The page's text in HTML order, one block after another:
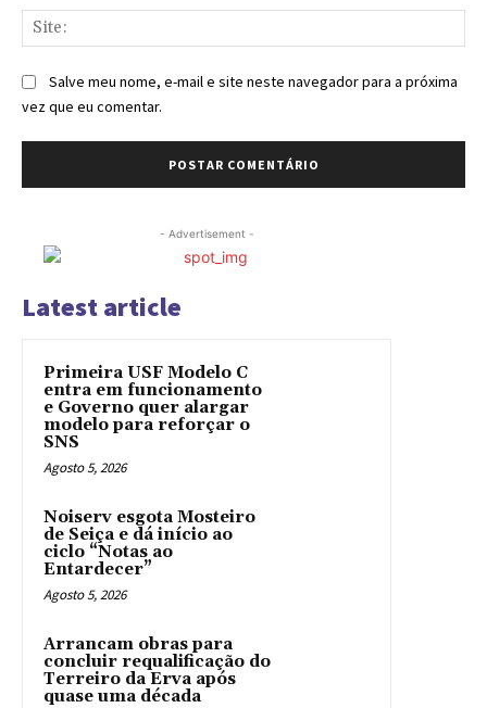
Salve meu nome, e-mail e site neste navegador para a próxima
vez que eu comentar.
- Advertisement -
Latest article
Primeira USF Modelo C
entra em funcionamento
e Governo quer alargar
modelo para reforçar o
SNS
Agosto 5, 2026
Noiserv esgota Mosteiro
de Seiça e dá início ao
ciclo “Notas ao
Entardecer”
Agosto 5, 2026
Arrancam obras para
concluir requalificação do
Terreiro da Erva após
quase uma década